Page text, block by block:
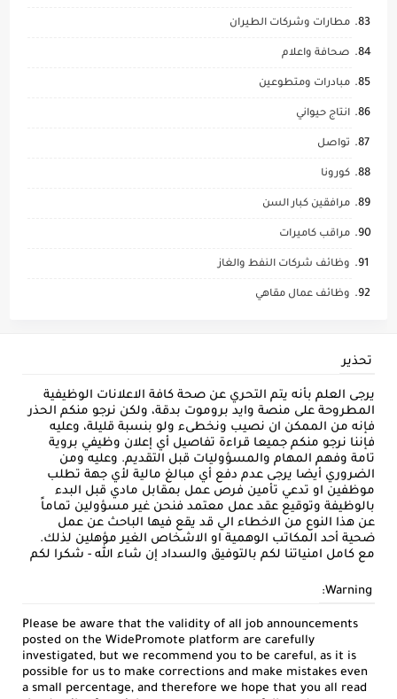
مطارات وشركات الطيران
صحافة واعلام
مبادرات ومتطوعين
انتاج حيواني
تواصل
كورونا
مرافقين كبار السن
مراقب كاميرات
وظائف شركات النفط والغاز
وظائف عمال مقاهي
تحذير
يرجى العلم بأنه يتم التحري عن صحة كافة الاعلانات الوظيفية
المطروحة على منصة وايد بروموت بدقة، ولكن نرجو منكم الحذر
فإنه من الممكن ان نصيب ونخطىء ولو بنسبة قليلة، وعليه
فإننا نرجو منكم جميعا قراءة تفاصيل أي إعلان وظيفي بروية
تامة وفهم المهام والمسؤوليات قبل التقديم. وعليه ومن
الضروري أيضا يرجى عدم دفع أي مبالغ مالية لأي جهة تطلب
موظفين او تدعي تأمين فرص عمل بمقابل مادي قبل البدء
بالوظيفة وتوقيع عقد عمل معتمد فنحن غير مسؤولين تماماً
عن هذا النوع من الاخطاء الي قد يقع فيها الباحث عن عمل
ضحية أحد المكاتب الوهمية او الاشخاص الغير مؤهلين لذلك.
مع كامل امنياتنا لكم بالتوفيق والسداد إن شاء الله - شكرا لكم
Warning:
Please be aware that the validity of all job announcements
posted on the WidePromote platform are carefully
investigated, but we recommend you to be careful, as it is
possible for us to make corrections and make mistakes even
a small percentage, and therefore we hope that you all read